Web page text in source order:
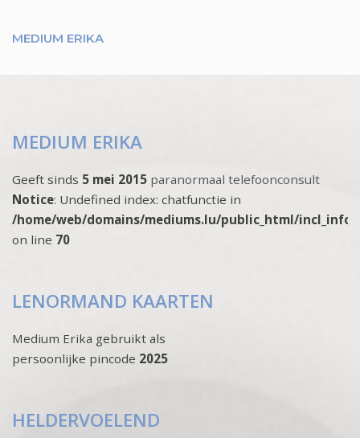
MEDIUM ERIKA
MEDIUM ERIKA
Geeft sinds 5 mei 2015 paranormaal telefoonconsult
Notice: Undefined index: chatfunctie in
/home/web/domains/mediums.lu/public_html/
on line 70
LENORMAND KAARTEN
Medium Erika gebruikt als
persoonlijke pincode 2025
HELDERVOELEND